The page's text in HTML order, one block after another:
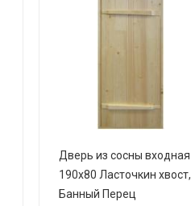
Дверь из сосны входная
190х80 Ласточкин хвост,
Банный Перец